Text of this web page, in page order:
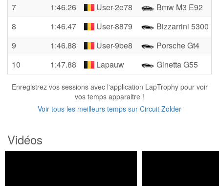
7
1:46.26 User-2e78
Bmw M3 E92
8
1:46.47 User-8879
Bizzarrini 5300
9
1:46.88 User-9be8
Porsche Gt4
10
1:47.88 Lapauw Ginetta G55
Enregistrez vos sessions avec l'application LapTrophy pour voir
vos temps apparaitre !
Voir tous les meilleurs temps sur Circuit Zolder
Vidéos